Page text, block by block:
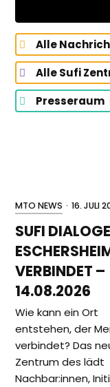
Alle
Alle Sufi
Presseraum
MTO NEWS · 16. JULI
SUFI
VERBINDET –
14.08.2026
Wie kann ein Ort
entstehen, der
verbindet? Das
Zentrum des lädt
Nachbar:innen,